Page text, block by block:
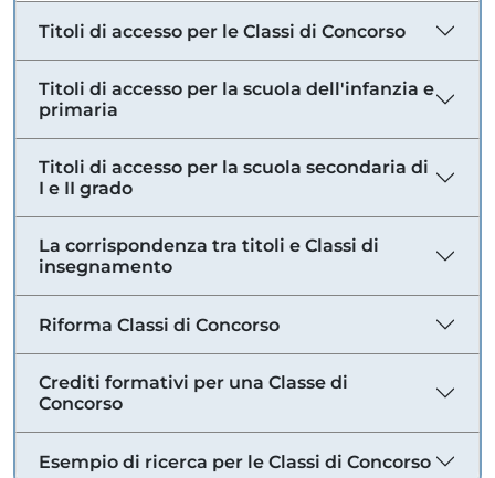
Titoli di accesso per le Classi di Concorso
Titoli di accesso per la scuola dell'infanzia e
primaria
Titoli di accesso per la scuola secondaria di
I e II grado
La corrispondenza tra titoli e Classi di
insegnamento
Riforma Classi di Concorso
Crediti formativi per una Classe di
Concorso
Esempio di ricerca per le Classi di Concorso